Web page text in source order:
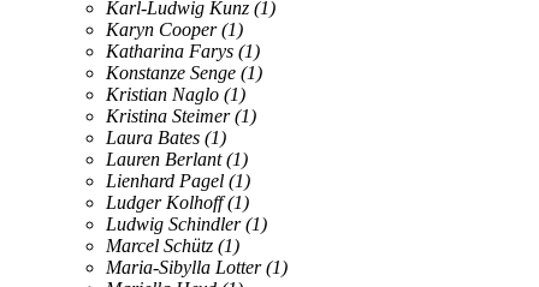
Karl-Ludwig Kunz (1)
Karyn Cooper (1)
Katharina Farys (1)
Konstanze Senge (1)
Kristian Naglo (1)
Kristina Steimer (1)
Laura Bates (1)
Lauren Berlant (1)
Lienhard Pagel (1)
Ludger Kolhoff (1)
Ludwig Schindler (1)
Marcel Schütz (1)
Maria-Sibylla Lotter (1)